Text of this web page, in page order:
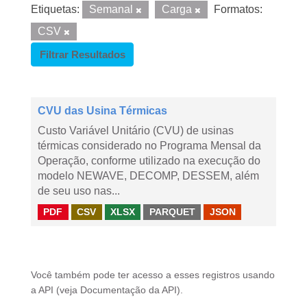
Etiquetas: Semanal Carga
Formatos:
CSV
Filtrar Resultados
CVU das Usina Térmicas
Custo Variável Unitário (CVU) de usinas
térmicas considerado no Programa Mensal da
Operação, conforme utilizado na execução do
modelo NEWAVE, DECOMP, DESSEM, além
de seu uso nas...
PDF CSV XLSX PARQUET JSON
Você também pode ter acesso a esses registros usando
a API (veja Documentação da API ).